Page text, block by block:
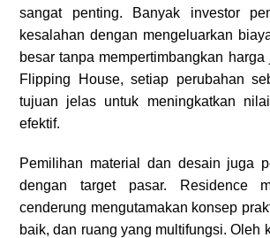
sangat penting. Banyak investor
kesalahan dengan mengeluarkan
besar tanpa mempertimbangkan
Flipping House, setiap perubahan
tujuan jelas untuk meningkatkan
efektif.
Pemilihan material dan desain juga
dengan target pasar. Residence
cenderung mengutamakan konsep
baik, dan ruang yang multifungsi. Oleh